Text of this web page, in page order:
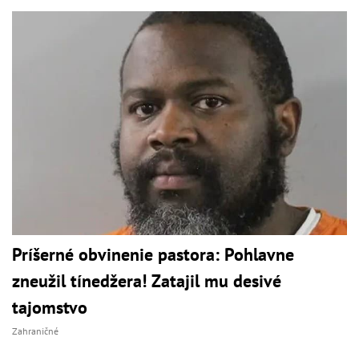
Príšerné obvinenie pastora: Pohlavne
zneužil tínedžera! Zatajil mu desivé
tajomstvo
Zahraničné